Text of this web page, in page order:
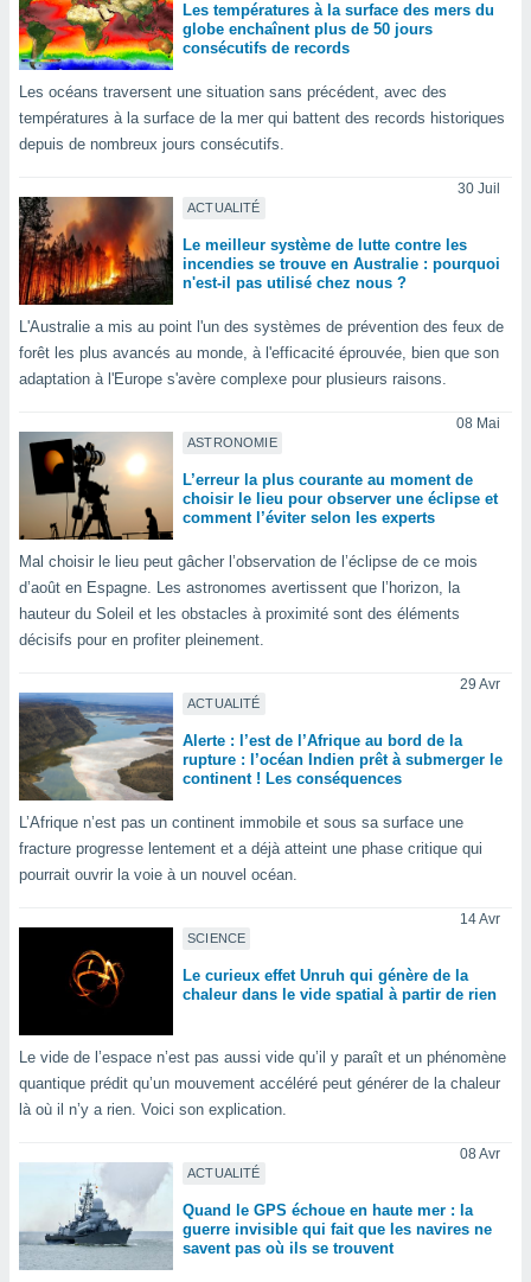
de très
sur
et
»,
de
qu'ils
ou
ainsi
un
la
du
en
de
en
web.
Les températures à la surface des mers du
globe enchaînent plus de 50 jours
consécutifs de records
Les océans traversent une situation sans précédent, avec des
températures à la surface de la mer qui battent des records historiques
depuis de nombreux jours consécutifs.
ACTUALITÉ
30 Juil
Le meilleur système de lutte contre les
incendies se trouve en Australie : pourquoi
n'est-il pas utilisé chez nous ?
L'Australie a mis au point l'un des systèmes de prévention des feux de
forêt les plus avancés au monde, à l'efficacité éprouvée, bien que son
adaptation à l'Europe s'avère complexe pour plusieurs raisons.
ASTRONOMIE
08 Mai
L’erreur la plus courante au moment de
choisir le lieu pour observer une éclipse et
comment l’éviter selon les experts
Mal choisir le lieu peut gâcher l’observation de l’éclipse de ce mois
d’août en Espagne. Les astronomes avertissent que l’horizon, la
hauteur du Soleil et les obstacles à proximité sont des éléments
décisifs pour en profiter pleinement.
ACTUALITÉ
29 Avr
Alerte : l’est de l’Afrique au bord de la
rupture : l’océan Indien prêt à submerger le
continent ! Les conséquences
L’Afrique n’est pas un continent immobile et sous sa surface une
fracture progresse lentement et a déjà atteint une phase critique qui
pourrait ouvrir la voie à un nouvel océan.
SCIENCE
14 Avr
Le curieux effet Unruh qui génère de la
chaleur dans le vide spatial à partir de rien
Le vide de l’espace n’est pas aussi vide qu’il y paraît et un phénomène
quantique prédit qu’un mouvement accéléré peut générer de la chaleur
là où il n’y a rien. Voici son explication.
ACTUALITÉ
08 Avr
Quand le GPS échoue en haute mer : la
guerre invisible qui fait que les navires ne
savent pas où ils se trouvent